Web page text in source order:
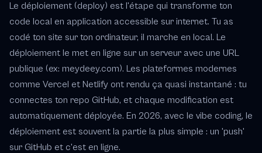
Le déploiement (deploy) est l'étape qui transforme ton
code local en application accessible sur internet. Tu as
codé ton site sur ton ordinateur, il marche en local. Le
déploiement le met en ligne sur un serveur avec une URL
publique (ex: meydeey.com). Les plateformes modernes
comme Vercel et Netlify ont rendu ça quasi instantané : tu
connectes ton repo GitHub, et chaque modification est
automatiquement déployée. En 2026, avec le vibe coding, le
déploiement est souvent la partie la plus simple : un 'push'
sur GitHub et c'est en ligne.